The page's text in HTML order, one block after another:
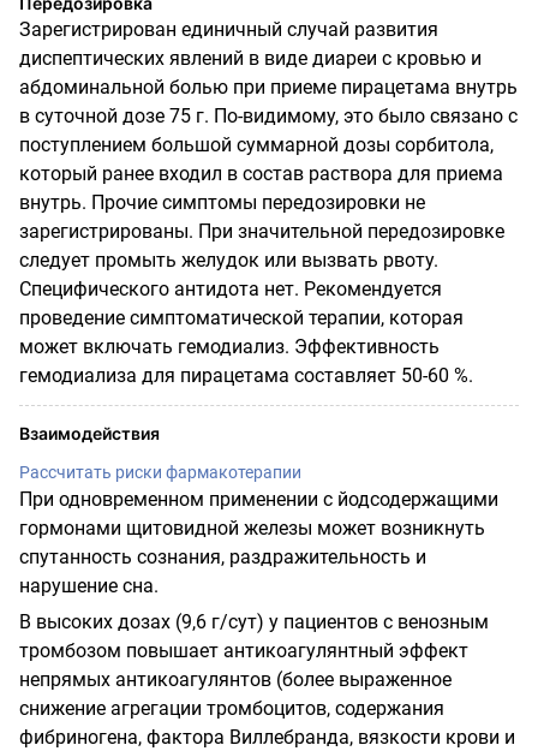
Зарегистрирован единичный случай развития
диспептических явлений в виде диареи с кровью и
абдоминальной болью при приеме пирацетама внутрь
в суточной дозе 75 г. По-видимому, это было связано с
поступлением большой суммарной дозы сорбитола,
который ранее входил в состав раствора для приема
внутрь. Прочие симптомы передозировки не
зарегистрированы. При значительной передозировке
следует промыть желудок или вызвать рвоту.
Специфического антидота нет. Рекомендуется
проведение симптоматической терапии, которая
может включать гемодиализ. Эффективность
гемодиализа для пирацетама составляет 50-60 %.
Взаимодействия
Рассчитать риски фармакотерапии
При одновременном применении с йодсодержащими
гормонами щитовидной железы может возникнуть
спутанность сознания, раздражительность и
нарушение сна.
В высоких дозах (9,6 г/сут) у пациентов с венозным
тромбозом повышает антикоагулянтный эффект
непрямых антикоагулянтов (более выраженное
снижение агрегации тромбоцитов, содержания
фибриногена, фактора Виллебранда, вязкости крови и